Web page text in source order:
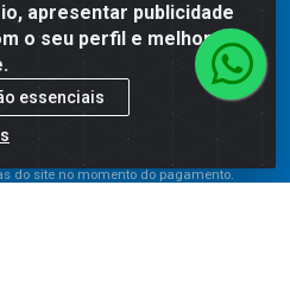
apresentar publicidade
o seu perfil e melhorar a
essenciais
de pagamento e frete são válidos
pelo site. Caso haja
do site no momento do pagamento.